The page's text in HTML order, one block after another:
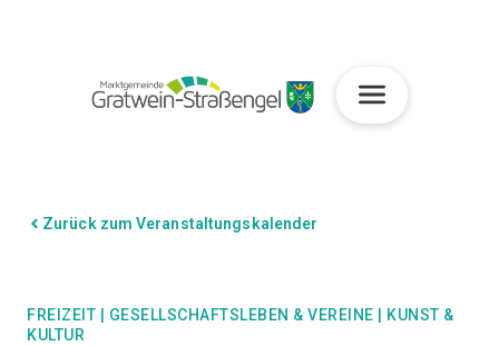
Zurück zum Veranstaltungskalender
FREIZEIT GESELLSCHAFTSLEBEN & VEREINE
KUNST &
KULTUR